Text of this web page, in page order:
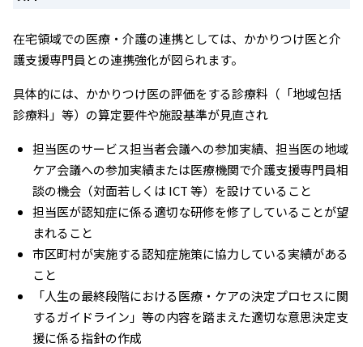
在宅領域での医療・介護の連携としては、かかりつけ医と介
護支援専門員との連携強化が図られます。
具体的には、かかりつけ医の評価をする診療料（「地域包括
診療料」等）の算定要件や施設基準が見直され
担当医のサービス担当者会議への参加実績、担当医の地域
ケア会議への参加実績または医療機関で介護支援専門員相
談の機会（対面若しくは ICT 等）を設けていること
担当医が認知症に係る適切な研修を修了していることが望
まれること
市区町村が実施する認知症施策に協力している実績がある
こと
「人生の最終段階における医療・ケアの決定プロセスに関
するガイドライン」等の内容を踏まえた適切な意思決定支
援に係る指針の作成